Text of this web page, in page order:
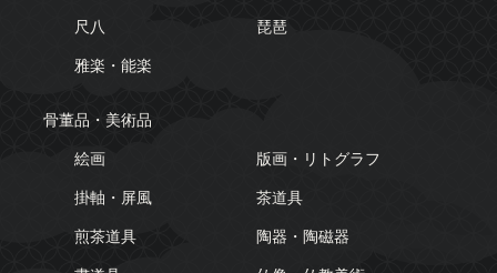
尺八
琵琶
雅楽・能楽
骨董品・美術品
絵画
版画・リトグラフ
掛軸・屏風
茶道具
煎茶道具
陶器・陶磁器